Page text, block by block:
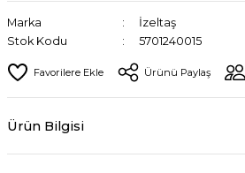
Marka
İzeltaş
Stok Kodu
5701240015
Ürünü Paylaş
Ürün Bilgisi